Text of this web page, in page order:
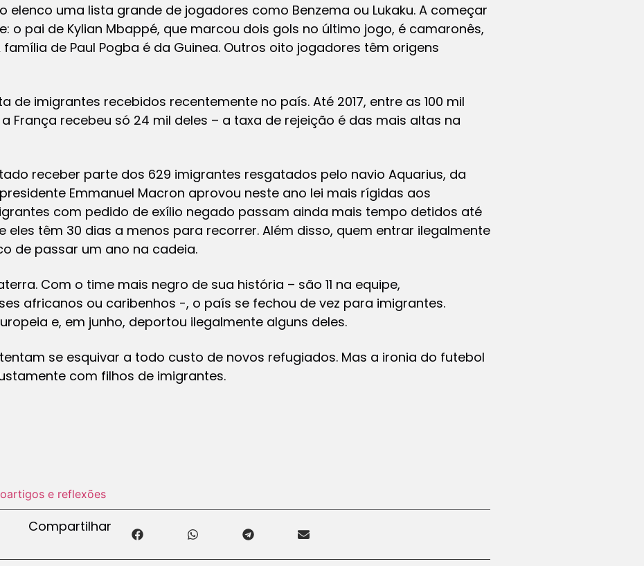
elenco uma lista grande de jogadores como Benzema ou Lukaku. A começar
o pai de Kylian Mbappé, que marcou dois gols no último jogo, é camaronês,
família de Paul Pogba é da Guinea. Outros oito jogadores têm origens
de imigrantes recebidos recentemente no país. Até 2017, entre as 100 mil
França recebeu só 24 mil deles – a taxa de rejeição é das mais altas na
receber parte dos 629 imigrantes resgatados pelo navio Aquarius, da
Emmanuel Macron aprovou neste ano lei mais rígidas aos
com pedido de exílio negado passam ainda mais tempo detidos até
eles têm 30 dias a menos para recorrer. Além disso, quem entrar ilegalmente
de passar um ano na cadeia.
Com o time mais negro de sua história – são 11 na equipe,
africanos ou caribenhos -, o país se fechou de vez para imigrantes.
e, em junho, deportou ilegalmente alguns deles.
se esquivar a todo custo de novos refugiados. Mas a ironia do futebol
com filhos de imigrantes.
artigos e reflexões
Compartilhar